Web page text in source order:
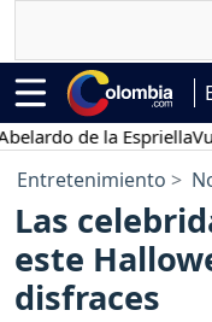
de la EspriellaVuelta
Entretenimiento
Las
este
disfraces